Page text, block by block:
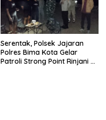
Serentak, Polsek Jajaran
Polres Bima Kota Gelar
Patroli Strong Point Rinjani di